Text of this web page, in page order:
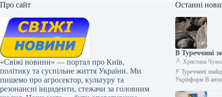
Про сайт
«Свіжі новини» — портал про Київ,
політику та суспільне життя України. Ми
пишемо про агросектор, культуру та
резонансні інциденти, стежачи за головним
Останні
В Туреччині
Христина
У Туреччині
Укрінформ В